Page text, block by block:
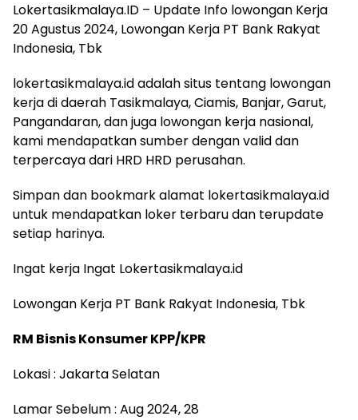
Lokertasikmalaya.ID – Update Info lowongan Kerja
20 Agustus 2024, Lowongan Kerja PT Bank Rakyat
Indonesia, Tbk
lokertasikmalaya.id adalah situs tentang lowongan
kerja di daerah Tasikmalaya, Ciamis, Banjar, Garut,
Pangandaran, dan juga lowongan kerja nasional,
kami mendapatkan sumber dengan valid dan
terpercaya dari HRD HRD perusahan.
Simpan dan bookmark alamat lokertasikmalaya.id
untuk mendapatkan loker terbaru dan terupdate
setiap harinya.
Ingat kerja Ingat Lokertasikmalaya.id
Lowongan Kerja PT Bank Rakyat Indonesia, Tbk
RM Bisnis Konsumer KPP/KPR
Lokasi : Jakarta Selatan
Lamar Sebelum : Aug 2024, 28